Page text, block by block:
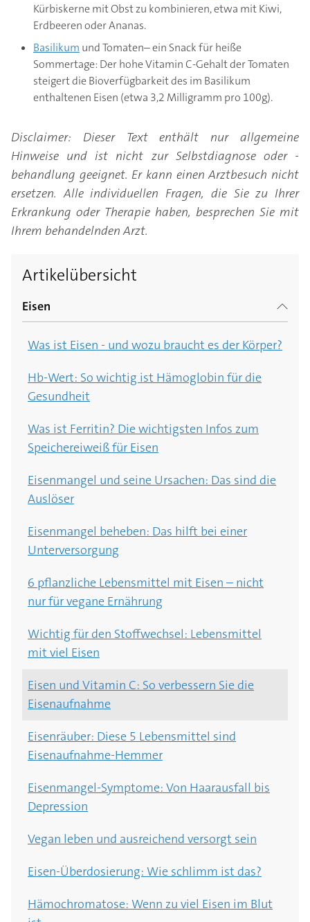
Kürbiskerne mit Obst zu kombinieren, etwa mit Kiwi,
Erdbeeren oder Ananas.
Basilikum und Tomaten– ein Snack für heiße
Sommertage: Der hohe Vitamin C-Gehalt der Tomaten
steigert die Bioverfügbarkeit des im Basilikum
enthaltenen Eisen (etwa 3,2 Milligramm pro 100g).
Disclaimer: Dieser Text enthält nur allgemeine
Hinweise und ist nicht zur Selbstdiagnose oder -
behandlung geeignet. Er kann einen Arztbesuch nicht
ersetzen. Alle individuellen Fragen, die Sie zu Ihrer
Erkrankung oder Therapie haben, besprechen Sie mit
Ihrem behandelnden Arzt.
Artikelübersicht
Eisen
Was ist Eisen - und wozu braucht es der Körper?
Hb-Wert: So wichtig ist Hämoglobin für die
Gesundheit
Was ist Ferritin? Die wichtigsten Infos zum
Speichereiweiß für Eisen
Eisenmangel und seine Ursachen: Das sind die
Auslöser
Eisenmangel beheben: Das hilft bei einer
Unterversorgung
6 pflanzliche Lebensmittel mit Eisen – nicht
nur für vegane Ernährung
Wichtig für den Stoffwechsel: Lebensmittel
mit viel Eisen
Eisen und Vitamin C: So verbessern Sie die
Eisenaufnahme
Eisenräuber: Diese 5 Lebensmittel sind
Eisenaufnahme-Hemmer
Eisenmangel-Symptome: Von Haarausfall bis
Depression
Vegan leben und ausreichend versorgt sein
Eisen-Überdosierung: Wie schlimm ist das?
Hämochromatose: Wenn zu viel Eisen im Blut